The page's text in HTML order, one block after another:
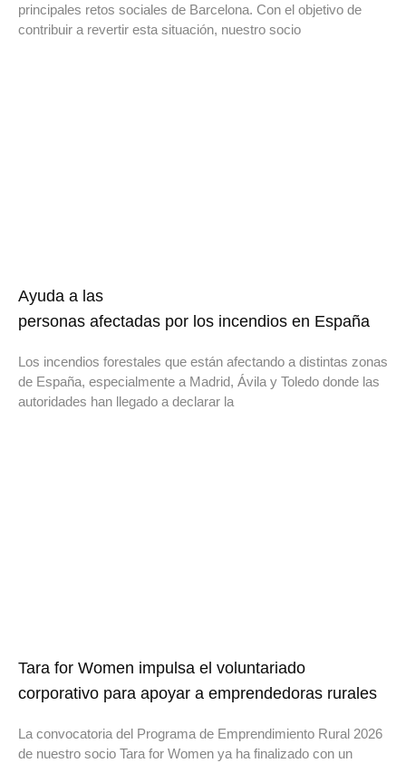
principales retos sociales de Barcelona. Con el objetivo de
contribuir a revertir esta situación, nuestro socio
Ayuda a las
personas afectadas por los incendios en España
Los incendios forestales que están afectando a distintas zonas
de España, especialmente a Madrid, Ávila y Toledo donde las
autoridades han llegado a declarar la
Tara for Women impulsa el voluntariado
corporativo para apoyar a emprendedoras rurales
La convocatoria del Programa de Emprendimiento Rural 2026
de nuestro socio Tara for Women ya ha finalizado con un